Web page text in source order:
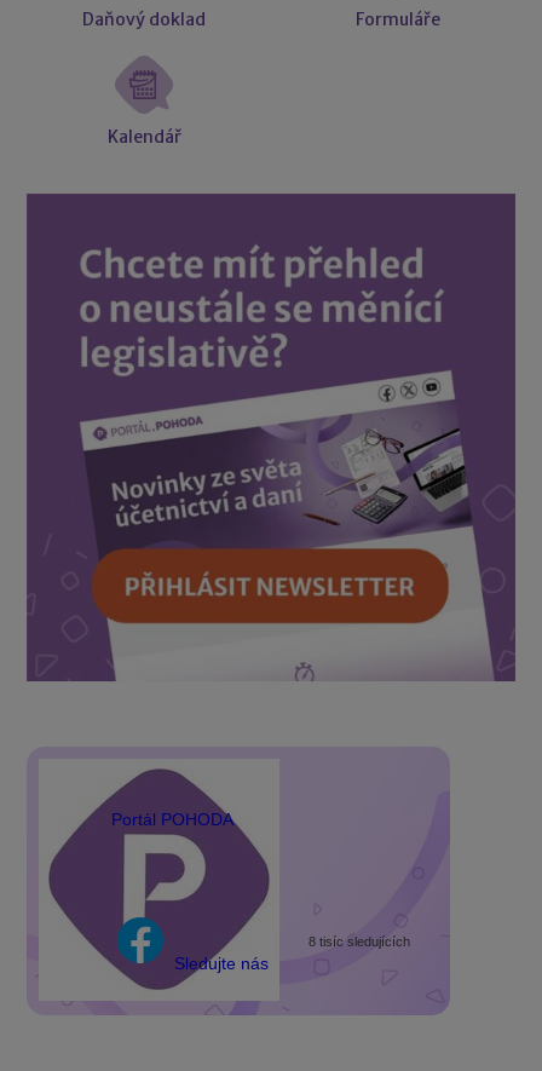
Daňový doklad Formuláře
Kalendář
Portál POHODA
Sledujte nás
8 tisíc sledujících